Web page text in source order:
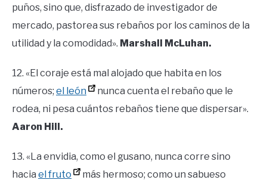
puños, sino que, disfrazado de investigador de
mercado, pastorea sus rebaños por los caminos de la
utilidad y la comodidad». Marshall McLuhan.
12. «El coraje está mal alojado que habita en los
números; el león
nunca cuenta el rebaño que le
rodea, ni pesa cuántos rebaños tiene que dispersar».
Aaron Hill.
13. «La envidia, como el gusano, nunca corre sino
hacia el fruto
más hermoso; como un sabueso